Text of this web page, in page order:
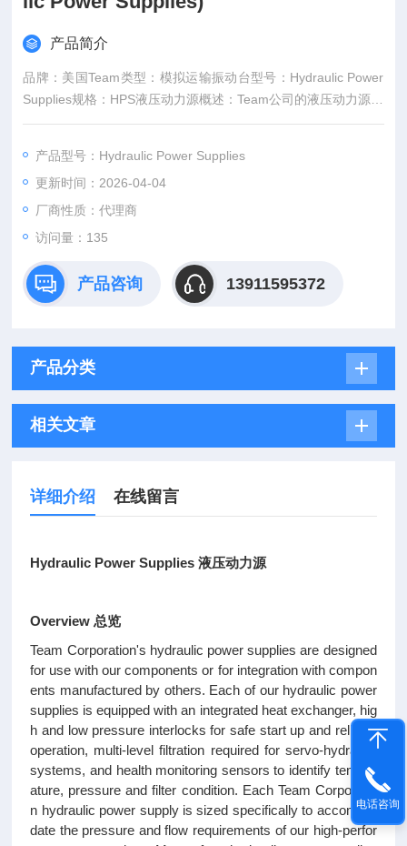
产品简介
品牌：美国Team类型：模拟运输振动台型号：Hydraulic Power
Supplies规格：HPS液压动力源概述：Team公司的液压动力源专
为与我们的组件一起使用或与其他公司制造的组件集成而设计。
置，以确保安全启动和可靠运行；伺服液压系统需要多层过滤；
以及健康监测传感器，可识别温度，压力和过滤条件。
产品型号：Hydraulic Power Supplies
更新时间：2026-04-04
厂商性质：代理商
访问量：135
产品咨询 13911595372
产品分类
相关文章
详细介绍 在线留言
Hydraulic Power Supplies 液压动力源
Overview 总览
Team Corporation's hydraulic power supplies are designed
for use with our components or for integration with compon
ents manufactured by others. Each of our hydraulic power
supplies is equipped with an integrated heat exchanger, hig
h and low pressure interlocks for safe start up and reliable
operation, multi-level filtration required for servo-hydraulic
systems, and health monitoring sensors to identify temper
ature, pressure and filter condition. Each Team Corporatio
n hydraulic power supply is sized specifically to accommo
date the pressure and flow requirements of our high-perfor
电话咨询